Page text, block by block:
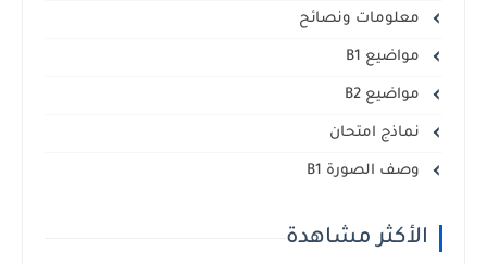
معلومات ونصائح
مواضيع B1
مواضيع B2
نماذج امتحان
وصف الصورة B1
الأكثر مشاهدة